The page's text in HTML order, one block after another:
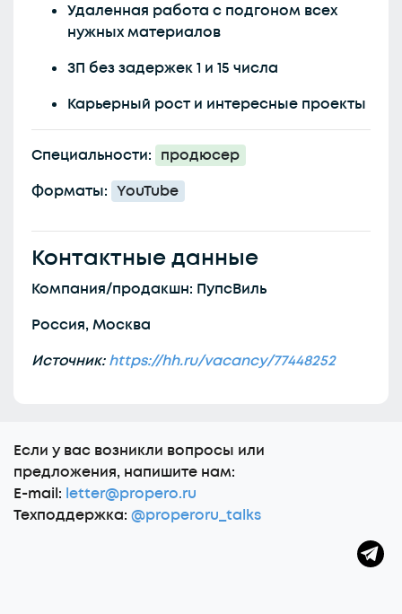
Удаленная работа с подгоном всех
нужных материалов
ЗП без задержек 1 и 15 числа
Карьерный рост и интересные проекты
Специальности: продюсер
Форматы: YouTube
Контактные данные
Компания/продакшн: ПупсВиль
Россия, Москва
Источник:https://hh.ru/vacancy/77448252
Еcли у вас возникли вопросы или
предложения, напишите нам:
E-mail: letter@propero.ru
Техподдержка: @properoru_talks